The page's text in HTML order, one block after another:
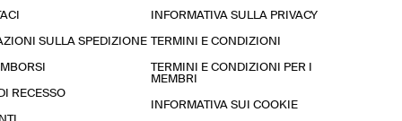
SULLA SPEDIZIONE
RECESSO
INFORMATIVA SULLA PRIVACY
TERMINI E CONDIZIONI
TERMINI E CONDIZIONI PER I
MEMBRI
INFORMATIVA SUI COOKIE